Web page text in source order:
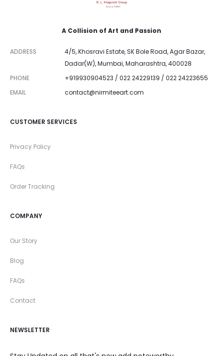
e
:
A Collision of Art and Passion
ADDRESS
4/5, Khosravi Estate, SK Bole Road, Agar Bazar,
Dadar(W), Mumbai, Maharashtra, 400028
PHONE
+919930904523 / 022 24229139 / 022 24223655
EMAIL
contact@nirmiteeart.com
CUSTOMER SERVICES
Privacy Policy
FAQs
Order Tracking
COMPANY
Our Story
Blog
FAQs
Contact
NEWSLETTER